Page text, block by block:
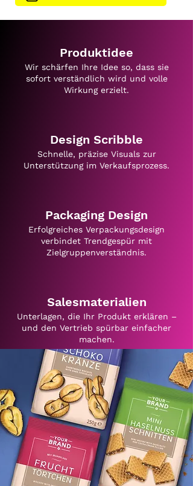
Produktidee
Wir schärfen Ihre Idee so, dass sie
sofort verständlich wird und volle
Wirkung erzielt.
Design Scribble
Schnelle, präzise Visuals zur
Unterstützung im Verkaufsprozess.
Packaging Design
Erfolgreiches Verpackungsdesign
verbindet Trendgespür mit
Zielgruppenverständnis.
Salesmaterialien
Unterlagen, die Ihr Produkt erklären –
und den Vertrieb spürbar einfacher
machen.